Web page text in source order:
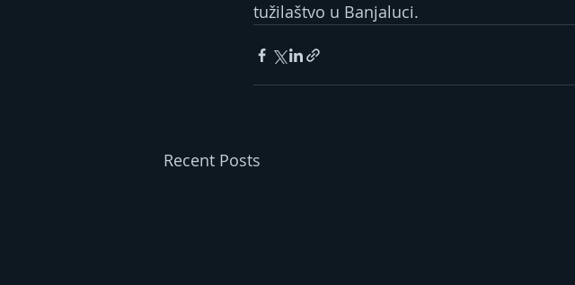
tužilaštvo u Banjaluci.
Recent Posts